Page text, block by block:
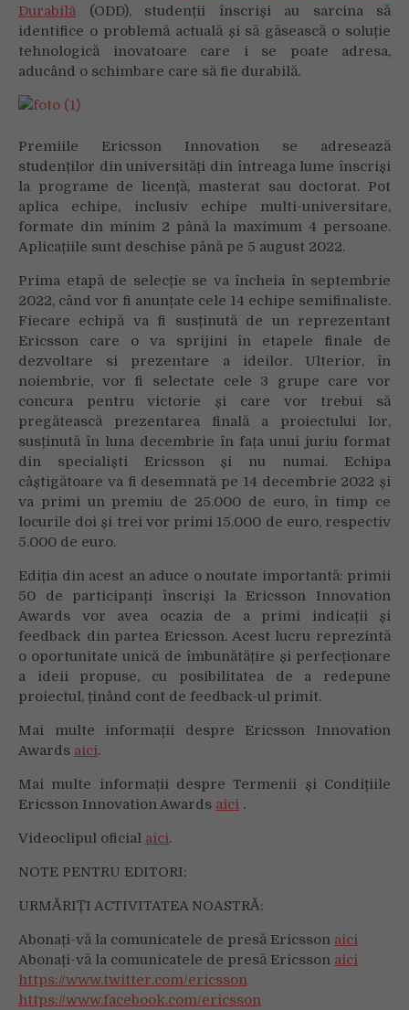
Durabilă (ODD), studenții înscriși au sarcina să
identifice o problemă actuală și să găsească o soluție
tehnologică inovatoare care i se poate adresa,
aducând o schimbare care să fie durabilă.
Premiile Ericsson Innovation se adresează
studenților din universități din întreaga lume înscriși
la programe de licență, masterat sau doctorat. Pot
aplica echipe, inclusiv echipe multi-universitare,
formate din minim 2 până la maximum 4 persoane.
Aplicațiile sunt deschise până pe 5 august 2022.
Prima etapă de selecție se va încheia în septembrie
2022, când vor fi anunțate cele 14 echipe semifinaliste.
Fiecare echipă va fi susținută de un reprezentant
Ericsson care o va sprijini în etapele finale de
dezvoltare si prezentare a ideilor. Ulterior, în
noiembrie, vor fi selectate cele 3 grupe care vor
concura pentru victorie și care vor trebui să
pregătească prezentarea finală a proiectului lor,
susținută în luna decembrie în fața unui juriu format
din specialiști Ericsson și nu numai. Echipa
câștigătoare va fi desemnată pe 14 decembrie 2022 și
va primi un premiu de 25.000 de euro, în timp ce
locurile doi și trei vor primi 15.000 de euro, respectiv
5.000 de euro.
Ediția din acest an aduce o noutate importantă: primii
50 de participanți înscriși la Ericsson Innovation
Awards vor avea ocazia de a primi indicații și
feedback din partea Ericsson. Acest lucru reprezintă
o oportunitate unică de îmbunătățire și perfecționare
a ideii propuse, cu posibilitatea de a redepune
proiectul, ținând cont de feedback-ul primit.
Mai multe informații despre Ericsson Innovation
Awards aici.
Mai multe informații despre Termenii și Condițiile
Ericsson Innovation Awards aici .
Videoclipul oficial aici.
NOTE PENTRU EDITORI:
URMĂRIȚI ACTIVITATEA NOASTRĂ:
Abonați-vă la comunicatele de presă Ericsson aici
Abonați-vă la comunicatele de presă Ericsson aici
https://www.twitter.com/ericsson
https://www.facebook.com/ericsson